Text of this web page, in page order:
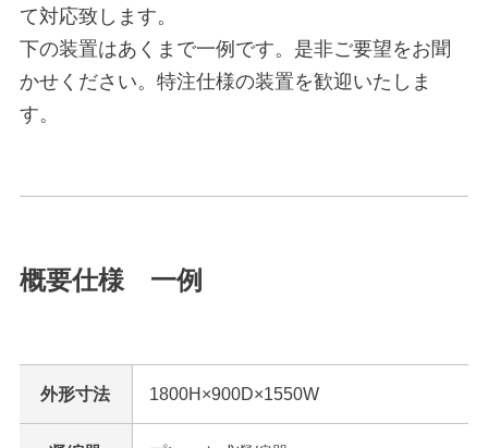
て対応致します。
下の装置はあくまで一例です。是非ご要望をお聞
かせください。特注仕様の装置を歓迎いたしま
す。
概要仕様 一例
外形寸法 1800H×900D×1550W